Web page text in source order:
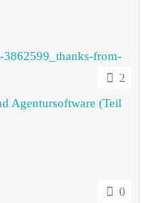
2
Agentursoftware (Teil
0